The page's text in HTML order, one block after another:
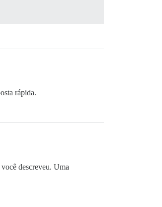
rápida.
descreveu. Uma